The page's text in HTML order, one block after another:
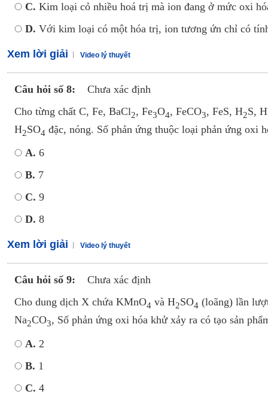
C. Kim loại cỏ nhiều hoá trị mà ion đang ở mức oxi
D. Với kim loại có một hóa trị, ion tương ứn chỉ có
Xem lời giải Video lý thuyết
Câu hỏi số 8:
Chưa xác định
Cho từng chất C, Fe, BaCl2, Fe3O4, FeCO3, FeS, H2S,
H2SO4 đặc, nóng. Số phản ứng thuộc loại phản ứng oxi
A. 6
B. 7
C. 9
D. 8
Xem lời giải Video lý thuyết
Câu hỏi số 9:
Chưa xác định
Cho dung dịch X chứa KMnO4 và H2SO4 (loãng) lần
Na2CO3, Số phản ứng oxi hóa khử xảy ra có tạo sản
A. 2
B. 1
C. 4